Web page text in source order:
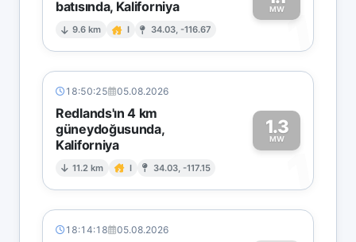
batısında, Kaliforniya
9.6 km I 34.03, -116.67
MW1
18:50:25 05.08.2026
Redlands'ın 4 km
güneydoğusunda,
Kaliforniya
11.2 km I 34.03, -117.15
1.3
MW
1
18:14:18 05.08.2026